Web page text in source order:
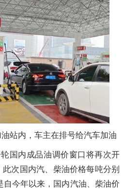
站内，车主在排号给汽车加油
国内成品油调价窗口将再次开
次国内汽、柴油价格每吨分别
自今年以来，国内汽油、柴油价